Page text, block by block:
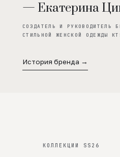
— Екатерина
СОЗДАТЕЛЬ И РУКОВОДИТЕЛЬ
СТИЛЬНОЙ ЖЕНСКОЙ ОДЕЖДЫ
История бренда →
КОЛЛЕКЦИИ SS26